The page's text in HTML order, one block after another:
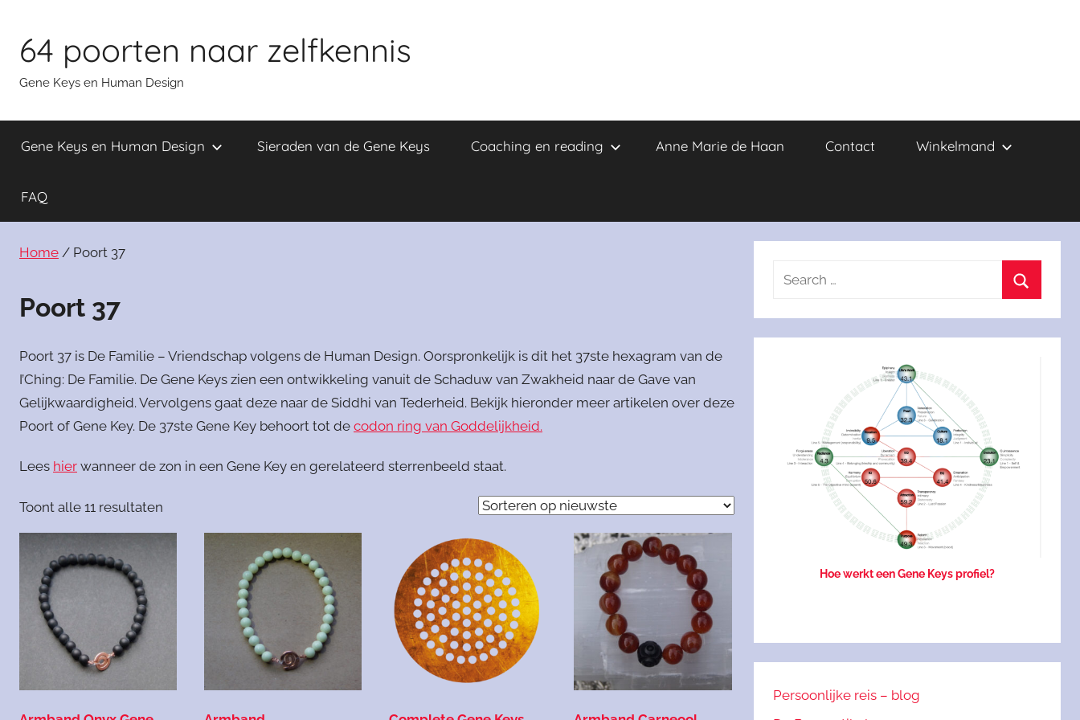
content
64 poorten naar zelfkennis
Gene Keys en Human Design
Gene Keys en Human Design Sieraden van de Gene Keys Coaching en reading Anne Marie de Haan Contact Winkelmand
FAQ
Home / Poort 37
Poort 37
Poort 37 is De Familie – Vriendschap volgens de Human Design. Oorspronkelijk is dit het 37ste hexagram van de
I’Ching: De Familie. De Gene Keys zien een ontwikkeling vanuit de Schaduw van Zwakheid naar de Gave van
Gelijkwaardigheid. Vervolgens gaat deze naar de Siddhi van Tederheid. Bekijk hieronder meer artikelen over deze
Poort of Gene Key. De 37ste Gene Key behoort tot de codon ring van Goddelijkheid.
Lees hier wanneer de zon in een Gene Key en gerelateerd sterrenbeeld staat.
Toont alle 11 resultaten
op
Search
Hoe werkt een Gene Keys profiel?
Persoonlijke reis – blog